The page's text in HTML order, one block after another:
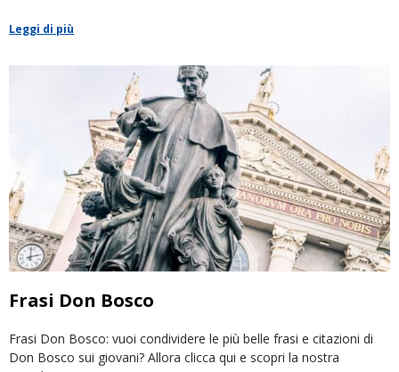
Leggi di più
Frasi Don Bosco
Frasi Don Bosco: vuoi condividere le più belle frasi e citazioni di
Don Bosco sui giovani? Allora clicca qui e scopri la nostra